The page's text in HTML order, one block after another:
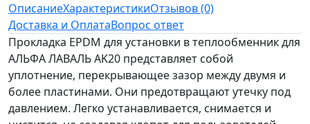
ОписаниеХарактеристикиОтзывов (0)
Доставка и ОплатаВопрос ответ
Прокладка EPDM для установки в теплообменник для
АЛЬФА ЛАВАЛЬ AK20 представляет собой
уплотнение, перекрывающее зазор между двумя и
более пластинами. Они предотвращают утечку под
давлением. Легко устанавливается, снимается и